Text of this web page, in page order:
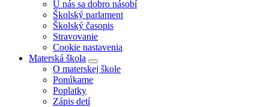
U nás sa dobro násobí
Školský parlament
Školský časopis
Stravovanie
Cookie nastavenia
Materská škola
O materskej škole
Ponúkame
Poplatky
Zápis detí